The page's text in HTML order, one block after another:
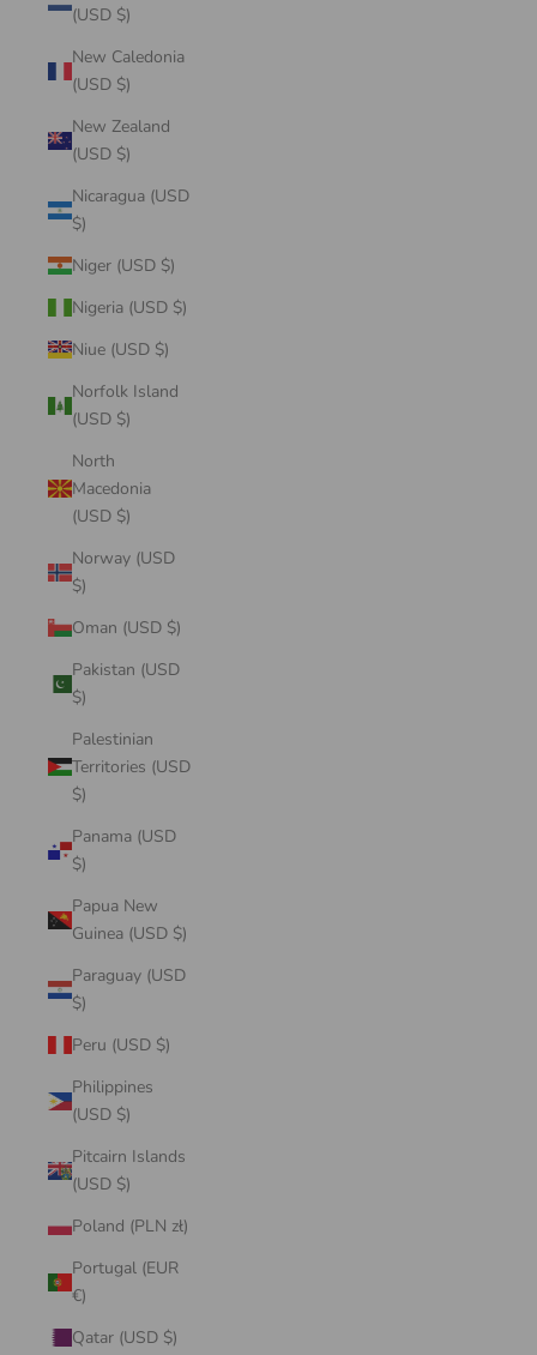
(USD $)
New Caledonia
(USD $)
New Zealand
(USD $)
Nicaragua (USD
$)
Niger (USD $)
Nigeria (USD $)
Niue (USD $)
Norfolk Island
(USD $)
North
Macedonia
(USD $)
Norway (USD
$)
Oman (USD $)
Pakistan (USD
$)
Palestinian
Territories (USD
$)
Panama (USD
$)
Papua New
Guinea (USD $)
Paraguay (USD
$)
Peru (USD $)
Philippines
(USD $)
Pitcairn Islands
(USD $)
Poland (PLN zł)
Portugal (EUR
€)
Qatar (USD $)